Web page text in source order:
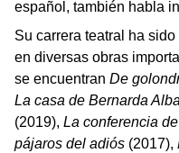
español, también habla
Su carrera teatral ha
en diversas obras
se encuentran De
La casa de Bernarda Alba
(2019), La conferencia
pájaros del adiós (2017),